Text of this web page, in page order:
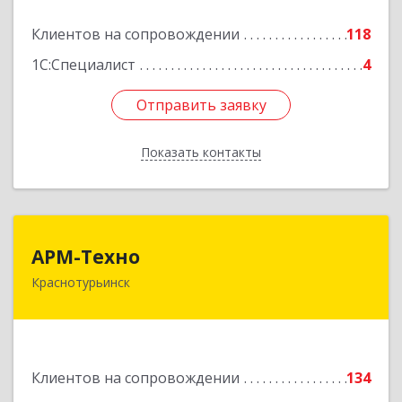
Клиентов на сопровождении
118
1С:Специалист
4
Отправить заявку
Показать контакты
Отправить заявку
Назад
АРМ-Техно
Краснотурьинск
Клиентов на сопровождении
134
624447, Свердловская обл, Краснотурьинск г,